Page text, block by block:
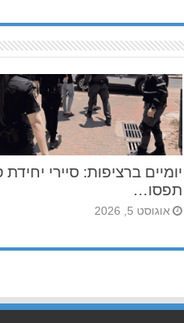
יומיים ברציפות: סיירי
תפסו…
אוגוסט 5, 2026